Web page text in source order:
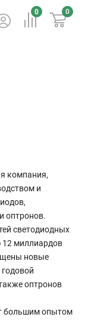
0 0
компания,
и
оптронов.
светодиодных
12 миллиардов
новые
оптронов
большим опытом